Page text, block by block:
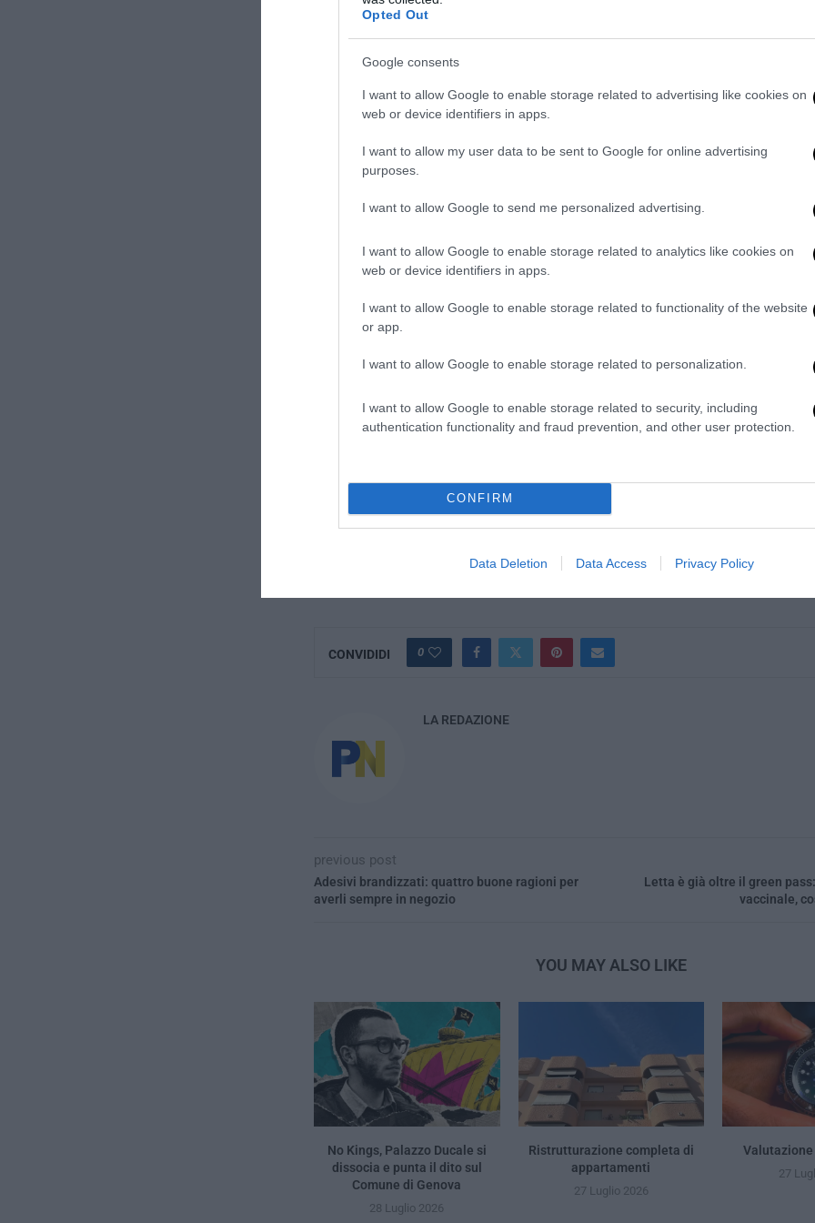
Opted Out
Google consents
I want to allow Google to enable storage related to advertising like cookies on
web or device identifiers in apps.
I want to allow my user data to be sent to Google for online advertising
purposes.
I want to allow Google to send me personalized advertising.
I want to allow Google to enable storage related to analytics like cookies on
web or device identifiers in apps.
I want to allow Google to enable storage related to functionality of the website
or app.
I want to allow Google to enable storage related to personalization.
I want to allow Google to enable storage related to security, including
authentication functionality and fraud prevention, and other user protection.
CONFIRM
Data Deletion Data Access Privacy Policy
Scegliete l’imbarcazione più adatta alle vostre esigenze
L’estate ed il mare sono da sempre sinonimi diturismo nautico, un tipo di vacanza
sempre più piede anche tra chi ha budget più ristretti, e che regala emozioni
ritrovabili in altre esperienze. Ad oggi, le possibilità dinoleggio barchesono
specialmente online: creare il proprio itinerario con la famiglia o gli amici, o
dal proprietario della barca è l’ideale per godersi appieno una vacanza di sole,
quanto riguarda il tipo di barca si ha l’imbarazzo della scelta, da chi preferisce
Avete presente le suggestive coste della Liguria, oppure il mare color smeraldo
volta a bordo potrete esplorarlo da una prospettiva originale!
CONVIDIDI 0
LA REDAZIONE
previous post
Adesivi brandizzati: quattro buone ragioni per
averli sempre in negozio
Letta è già oltre il green pass:
vaccinale,
YOU MAY ALSO LIKE
No Kings, Palazzo Ducale si
dissocia e punta il dito sul
Comune di Genova
28 Luglio 2026
Ristrutturazione completa di
appartamenti
27 Luglio 2026
27